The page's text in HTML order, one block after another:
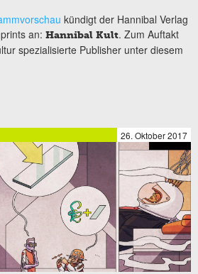
kündigt der Hannibal Verlag
an: Hannibal Kult. Zum Auftakt
spezialisierte Publisher unter diesem
26. Oktober 2017